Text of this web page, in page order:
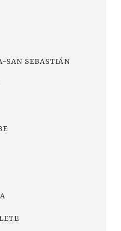
SAN SEBASTIÁN